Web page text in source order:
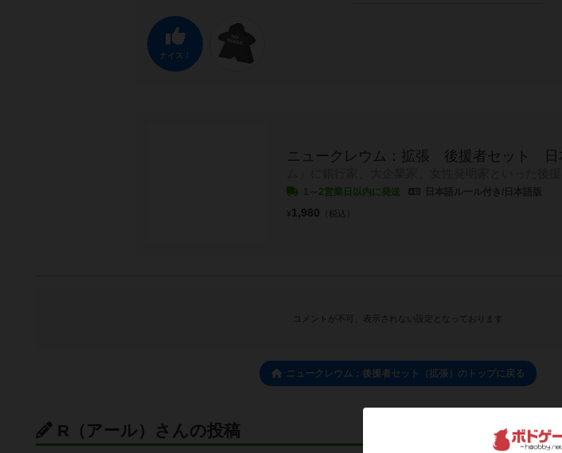
ナイス！
ニュークレウム：拡張 後援者セット 日
1～2営業日以内に発送
¥1,980 （税込）
コメントが不可、表示されない設定となっております
ニュークレウム：後援者セット（拡張）のトップに戻る
R（アール）さんの投稿